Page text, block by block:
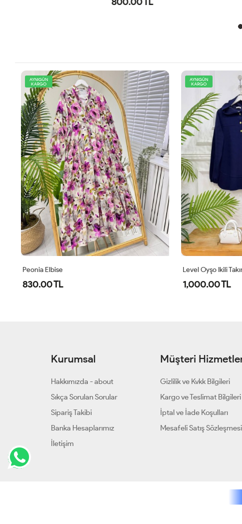
AYNIGÜN
KARGO
Level Oyşo Ikili Takım Lacivert
1,000.00 TL
AYNIGÜN
KARGO
Zeren Elbise Pudra
800.00 TL
Kurumsal
Hakkımızda - about
Sıkça Sorulan Sorular
Sipariş Takibi
Banka Hesaplarımız
İletişim
Müşteri
Gizlilik ve Kvkk Bilgileri
Kargo ve Teslimat Bilgileri
İptal ve İade Koşulları
Mesafeli Satış Sözleşmesi